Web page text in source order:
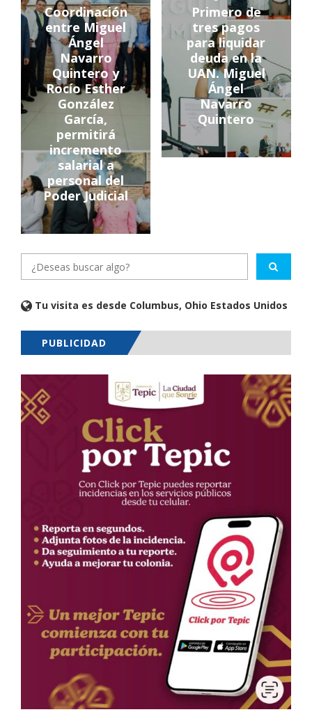
Coordinación
entre Miguel
Ángel
Navarro
Quintero y
Rocío Esther
González
García,
permitirá
incremento
salarial a
personal del
Poder Judicial
Primero de
tres pagos
para liquidar
deuda en la
UAN. Miguel
Ángel
Navarro
Quintero
Tu visita es desde Columbus, Ohio Estados Unidos
PUBLICIDAD